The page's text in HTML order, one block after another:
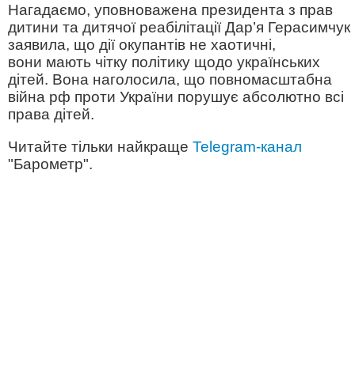
Нагадаємо, уповноважена президента з прав
дитини та дитячої реабілітації Дар’я Герасимчук
заявила, що дії окупантів не хаотичні,
вони мають чітку політику щодо українських
дітей. Вона наголосила, що повномасштабна
війна рф проти України порушує абсолютно всі
права дітей.
Читайте тільки найкраще Telegram-канал
"Барометр".